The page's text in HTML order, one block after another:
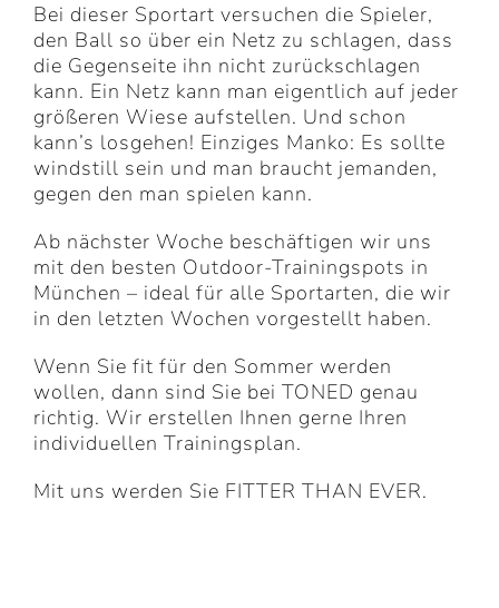
Bei dieser Sportart versuchen die Spieler,
den Ball so über ein Netz zu schlagen, dass
die Gegenseite ihn nicht zurückschlagen
kann. Ein Netz kann man eigentlich auf jeder
größeren Wiese aufstellen. Und schon
kann’s losgehen! Einziges Manko: Es sollte
windstill sein und man braucht jemanden,
gegen den man spielen kann.
Ab nächster Woche beschäftigen wir uns
mit den besten Outdoor-Trainingspots in
München – ideal für alle Sportarten, die wir
in den letzten Wochen vorgestellt haben.
Wenn Sie fit für den Sommer werden
wollen, dann sind Sie bei TONED genau
richtig. Wir erstellen Ihnen gerne Ihren
individuellen Trainingsplan.
Mit uns werden Sie FITTER THAN EVER.